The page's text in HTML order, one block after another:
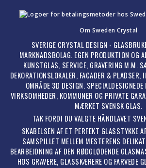
Om Sweden Crystal
SVERIGE CRYSTAL DESIGN -
MARKNADSBOLAG. EGEN PRODUKTION OG
KUNSTGLAS, SERVICE, GRAVERING M.M.
DEKORATIONSLOKALER, FACADER &
OMRÅDE 3D DESIGN.
VIRKSOMHEDER, KOMMUNER OG PRIVATE
MÆRKET SVENSK GLAS.
TAK FORDI DU VALGTE HÅNDLAVET
SKABELSEN AF ET PERFEKT GLASSTYKKE
SAMSPILLET MELLEM MESTERENS
BEARBEJDNING AF DEN RØDGLØDENDE
HOS GRAVERE, GLASSKÆRERE OG FARVEDE